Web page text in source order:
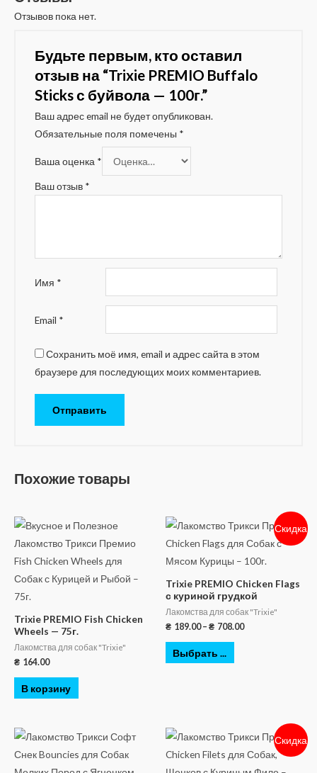
Отзывов пока нет.
Будьте первым, кто оставил
отзыв на “Trixie PREMIO Buffalo
Sticks с буйвола — 100г.”
Ваш адрес email не будет опубликован.
Обязательные поля помечены *
Ваша оценка *
Ваш отзыв *
Имя *
Email *
Сохранить моё имя, email и адрес сайта в этом
браузере для последующих моих комментариев.
Похожие товары
Trixie PREMIO Fish Chicken
Wheels — 75г.
Лакомства для собак "Trixie"
₴ 164.00
В корзину
Скидка
Trixie PREMIO Chicken Flags
с куриной грудкой
Лакомства для собак "Trixie"
₴ 189.00– ₴ 708.00
Выбрать ...
Скидка